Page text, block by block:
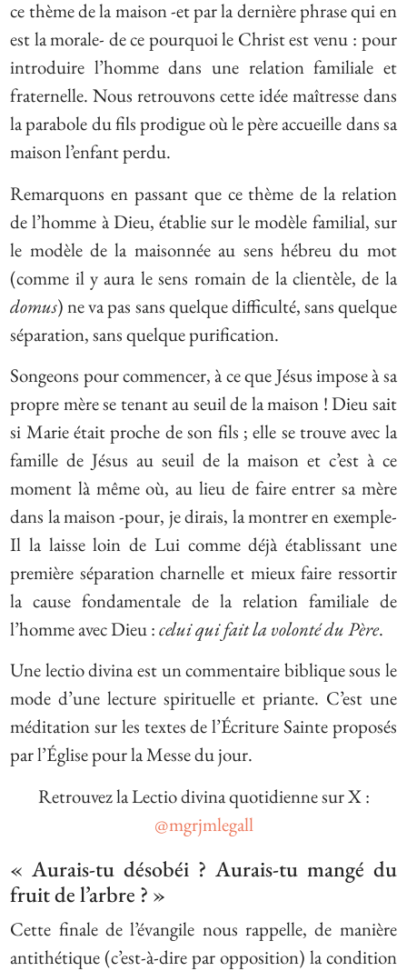
ce thème de la maison -et par la dernière phrase qui en
est la morale- de ce pourquoi le Christ est venu : pour
introduire l’homme dans une relation familiale et
fraternelle. Nous retrouvons cette idée maîtresse dans
la parabole du fils prodigue où le père accueille dans sa
maison l’enfant perdu.
Remarquons en passant que ce thème de la relation
de l’homme à Dieu, établie sur le modèle familial, sur
le modèle de la maisonnée au sens hébreu du mot
(comme il y aura le sens romain de la clientèle, de la
domus) ne va pas sans quelque difficulté, sans quelque
séparation, sans quelque purification.
Songeons pour commencer, à ce que Jésus impose à sa
propre mère se tenant au seuil de la maison ! Dieu sait
si Marie était proche de son fils ; elle se trouve avec la
famille de Jésus au seuil de la maison et c’est à ce
moment là même où, au lieu de faire entrer sa mère
dans la maison -pour, je dirais, la montrer en exemple-
Il la laisse loin de Lui comme déjà établissant une
première séparation charnelle et mieux faire ressortir
la cause fondamentale de la relation familiale de
l’homme avec Dieu :celui qui fait la volonté du Père.
Une lectio divina est un commentaire biblique sous le
mode d’une lecture spirituelle et priante. C’est une
méditation sur les textes de l’Écriture Sainte proposés
par l’Église pour la Messe du jour.
Retrouvez la Lectio divina quotidienne sur X :
@mgrjmlegall
« Aurais-tu désobéi ? Aurais-tu mangé du
fruit de l’arbre ? »
Cette finale de l’évangile nous rappelle, de manière
antithétique (c’est-à-dire par opposition) la condition